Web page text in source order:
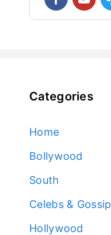
Categories
Home
Bollywood
South
Celebs & Gossip
Hollywood